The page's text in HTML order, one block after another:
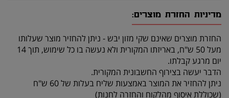
מדיניות החזרת מוצרים:
החזרת מוצרים שאינם שקי מזון יבש - ניתן להחזיר מוצר שעלותו
מעל 50 ש"ח, באריזתו המקורית ולא נעשה בו כל שימוש, תוך 14
יום מרגע קבלתו.
הדבר יעשה בצירוף החשבונית המקורית.
ניתן להחזיר את המוצר באמצעות שליח בעלות של 60 ש"ח
(שכוללת איסוף מהלקוח והחזרה לחנות)